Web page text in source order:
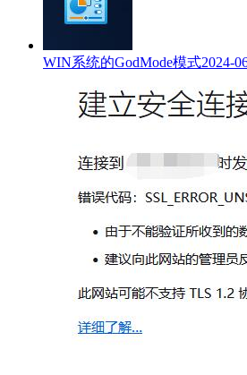
WIN系统的GodMode模式2024-